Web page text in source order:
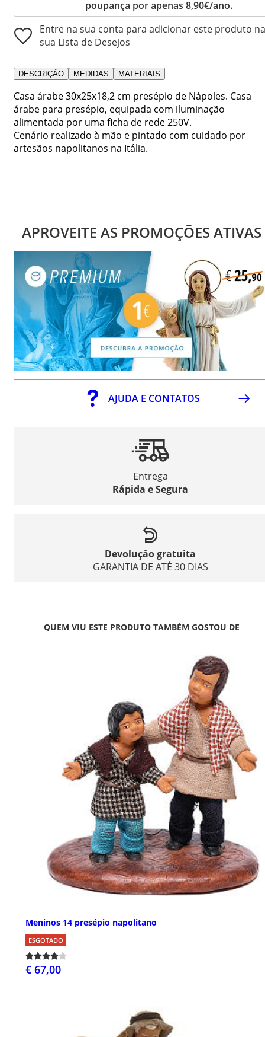
poupança por apenas 8,90€/ano.
Entre na sua conta para adicionar este produto na
sua Lista de Desejos
DESCRIÇÃO MEDIDAS MATERIAIS
Casa árabe 30x25x18,2 cm presépio de Nápoles. Casa
árabe para presépio, equipada com iluminação
alimentada por uma ficha de rede 250V.
Cenário realizado à mão e pintado com cuidado por
artesãos napolitanos na Itália.
APROVEITE AS PROMOÇÕES ATIVAS
AJUDA E CONTATOS
Entrega
Rápida e Segura
Devolução gratuita
GARANTIA DE ATÉ 30 DIAS
QUEM VIU ESTE PRODUTO TAMBÉM GOSTOU DE
Meninos 14 presépio napolitano
ESGOTADO
€ 67,00